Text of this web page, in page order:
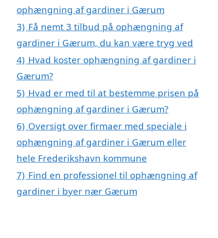
ophængning af gardiner i Gærum
3) Få nemt 3 tilbud på ophængning af
gardiner i Gærum, du kan være tryg ved
4) Hvad koster ophængning af gardiner i
Gærum?
5) Hvad er med til at bestemme prisen på
ophængning af gardiner i Gærum?
6) Oversigt over firmaer med speciale i
ophængning af gardiner i Gærum eller
hele Frederikshavn kommune
7) Find en professionel til ophængning af
gardiner i byer nær Gærum